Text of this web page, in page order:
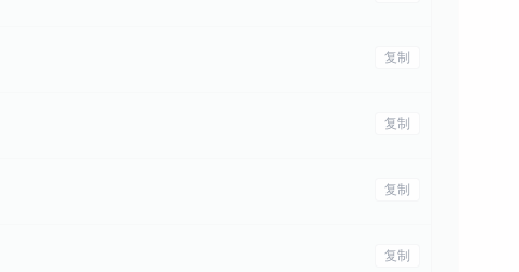
复制
复制
复制
复制